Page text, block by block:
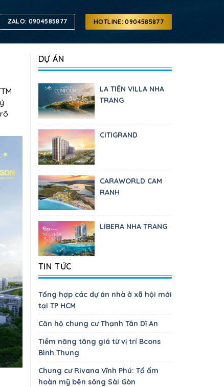
ZALO: 0904585877 HOTLINE: 0904585877
DỰ ÁN
LA TIÊN VILLA NHA
TRANG
CITIGRAND
CARAWORLD CAM
RANH
LIBERA NHA TRANG
TIN TỨC
Tổng hợp các dự án nhà ở xã hội mới
tại TP HCM
Căn hộ chung cư Thạnh Tân Dĩ An
Tiềm năng tăng giá từ vị trí Bcons
Bình Thung
Chung cư Rivana Vĩnh Phú: Tổ ấm
hoàn mỹ bên sông Sài Gòn